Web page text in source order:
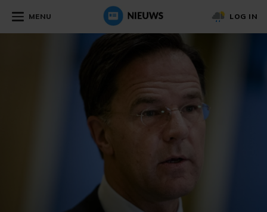
MENU LOG IN